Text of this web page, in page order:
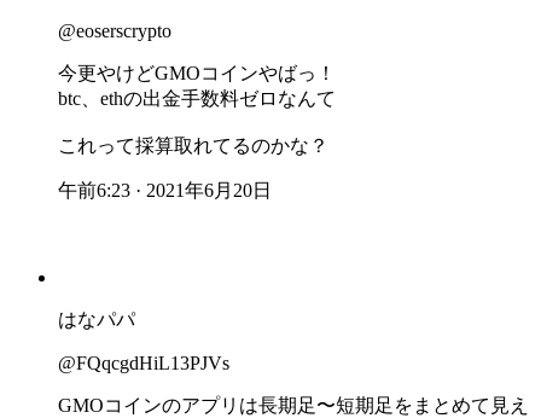
@eoserscrypto
今更やけどGMOコインやばっ！
btc、ethの出金手数料ゼロなんて
これって採算取れてるのかな？
午前6:23 · 2021年6月20日
はなパパ
@FQqcgdHiL13PJVs
GMOコインのアプリは長期足〜短期足をまとめて見え